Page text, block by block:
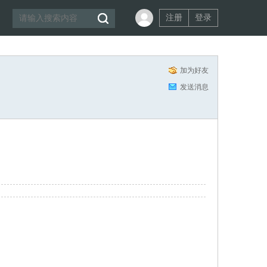
注册 登录
加为好友
发送消息